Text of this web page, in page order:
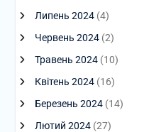
Липень 2024(4)
Червень 2024(2)
Травень 2024(10)
Квітень 2024(16)
Березень 2024(14)
Лютий 2024(27)